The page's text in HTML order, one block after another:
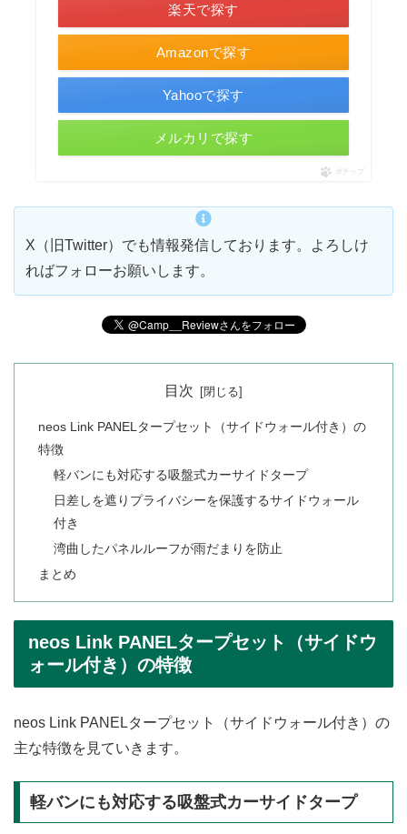
Amazonで探す
楽天で探す
Yahooで探す
メルカリで探す
ポチップ
X（旧Twitter）でも情報発信しております。よろしけ
ればフォローお願いします。
目次
neos Link PANELタープセット（サイドウォール付き）の
特徴
軽バンにも対応する吸盤式カーサイドタープ
日差しを遮りプライバシーを保護するサイドウォール
付き
湾曲したパネルルーフが雨だまりを防止
まとめ
neos Link PANELタープセット（サイドウ
ォール付き）の特徴
neos Link PANELタープセット（サイドウォール付き）の
主な特徴を見ていきます。
軽バンにも対応する吸盤式カーサイドタープ